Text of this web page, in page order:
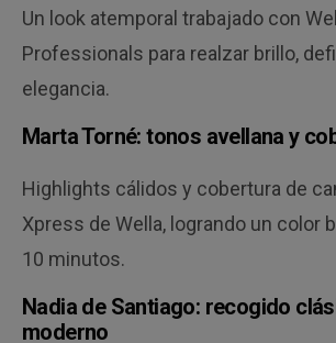
Un look atemporal trabajado con
Professionals para realzar brillo,
elegancia.
Marta Torné: tonos avellana y
Highlights cálidos y cobertura de
Xpress de Wella, logrando un color
10 minutos.
Nadia de Santiago: recogido
moderno